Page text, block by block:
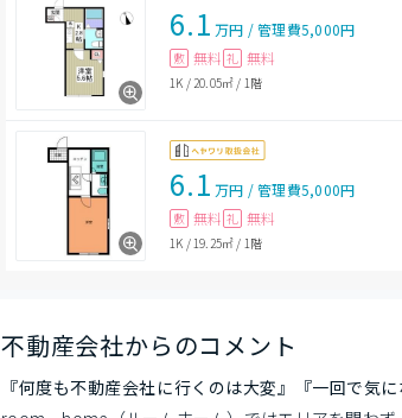
6.1 万円 /管理費5,000円
敷 無料 礼 無料
1K / 20.05㎡ / 1階
6.1 万円 /管理費5,000円
敷 無料 礼 無料
1K /19.25㎡ / 1階
不動産会社からのコメント
『何度も不動産会社に行くのは大変』『一回で気